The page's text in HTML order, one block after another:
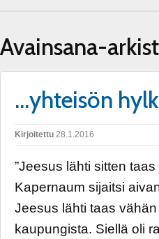
Avainsana-
…yhteisön
Kirjoitettu 28.1.2016
”Jeesus lähti sitten
Kapernaum sijaitsi
Jeesus lähti taas
kaupungista. Siellä oli